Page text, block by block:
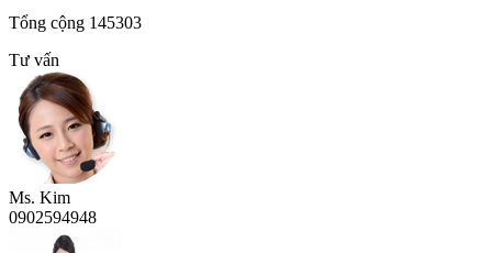
Tổng cộng 145303
Tư vấn
Ms. Kim
0902594948